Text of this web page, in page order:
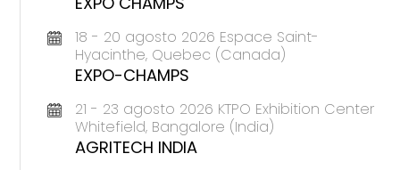
18 - 20 agosto 2026 Espace Saint-
Hyacinthe, Quebec (Canada)
EXPO-CHAMPS
21 - 23 agosto 2026 KTPO Exhibition Center
Whitefield, Bangalore (India)
AGRITECH INDIA